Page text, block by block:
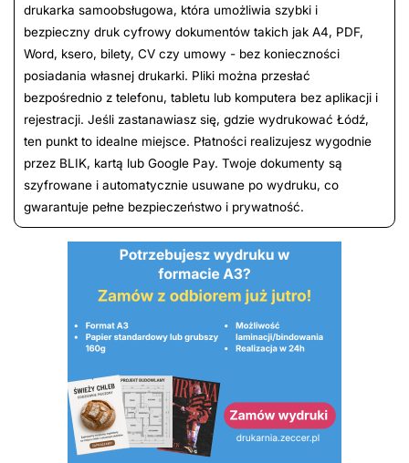
drukarka samoobsługowa, która umożliwia szybki i
bezpieczny druk cyfrowy dokumentów takich jak A4, PDF,
Word, ksero, bilety, CV czy umowy - bez konieczności
posiadania własnej drukarki. Pliki można przesłać
bezpośrednio z telefonu, tabletu lub komputera bez aplikacji i
rejestracji. Jeśli zastanawiasz się, gdzie wydrukować Łódź,
ten punkt to idealne miejsce. Płatności realizujesz wygodnie
przez BLIK, kartą lub Google Pay. Twoje dokumenty są
szyfrowane i automatycznie usuwane po wydruku, co
gwarantuje pełne bezpieczeństwo i prywatność.